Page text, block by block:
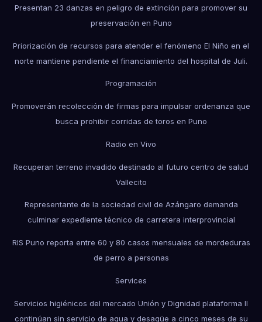
Presentan 23 danzas en peligro de extinción para promover su
preservación en Puno
Priorización de recursos para atender el fenómeno El Niño en el
norte mantiene pendiente el financiamiento del hospital de Juli.
Programación
Promoverán recolección de firmas para impulsar ordenanza que
busca prohibir corridas de toros en Puno
Radio en Vivo
Recuperan terreno invadido destinado al futuro centro de salud
Vallecito
Representante de la sociedad civil de Azángaro demanda
culminar expediente técnico de carretera interprovincial
RIS Puno reporta entre 60 y 80 casos mensuales de mordeduras
de perro a personas
Services
Servicios higiénicos del mercado Unión y Dignidad plataforma II
continúan sin servicio de agua y desagüe a cinco meses de su